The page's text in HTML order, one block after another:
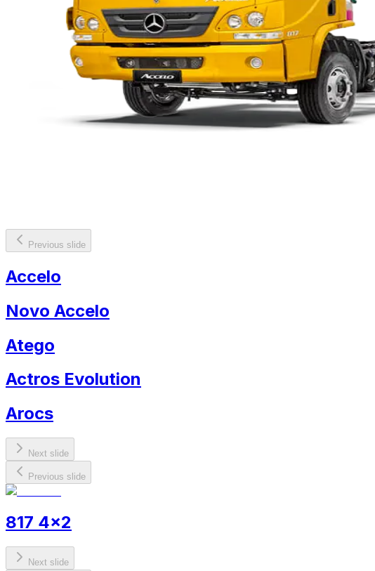
Previous slide
Accelo
Novo Accelo
Atego
Actros Evolution
Arocs
Next slide
Previous slide
817 4x2
Next slide